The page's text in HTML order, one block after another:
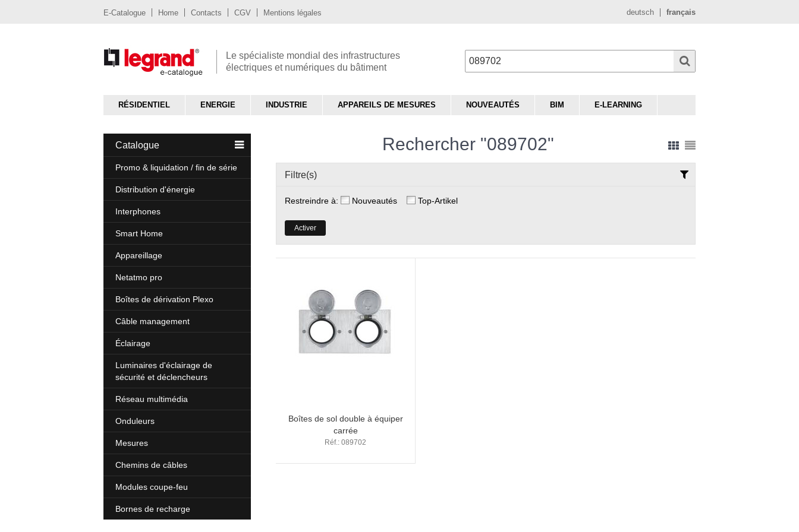
E-Catalogue Home Contacts CGV Mentions légales deutsch français
Le spécialiste mondial des infrastructures
électriques et numériques du bâtiment
RÉSIDENTIEL ENERGIE INDUSTRIE APPAREILS DE MESURES NOUVEAUTÉS BIM E-LEARNING
Catalogue
Promo & liquidation / fin de série
Distribution d'énergie
Interphones
Smart Home
Appareillage
Netatmo pro
Boîtes de dérivation Plexo
Câble management
Éclairage
Luminaires d'éclairage de
sécurité et déclencheurs
Réseau multimédia
Onduleurs
Mesures
Chemins de câbles
Modules coupe-feu
Bornes de recharge
Rechercher "089702"
Filtre(s)
Restreindre à: Nouveautés Top-Artikel
Activer
Boîtes de sol double à équiper
carrée
Réf.: 089702